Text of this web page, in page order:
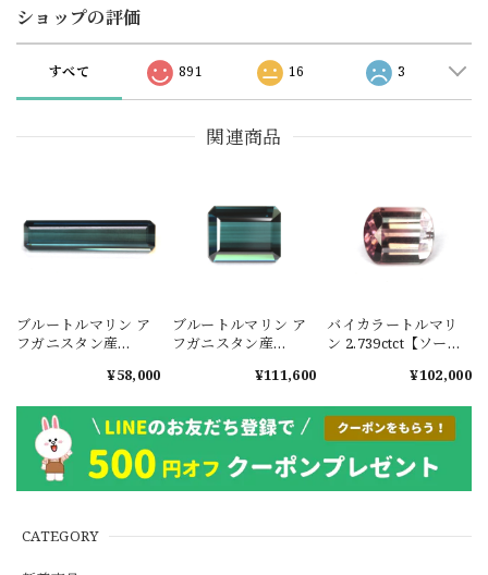
CATEGORY
ショップの評価
すべて 891 16 3
関連商品
ブルートルマリン ア
フガニスタン産
¥58,000
ブルートルマリン ア
フガニスタン産
モ付】 #JWS1326
¥111,600
バイカラートルマリ
ン 2.739ctct【ソーテ
¥102,000